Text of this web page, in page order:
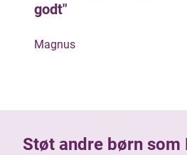
godt"
Magnus
Støt andre børn som